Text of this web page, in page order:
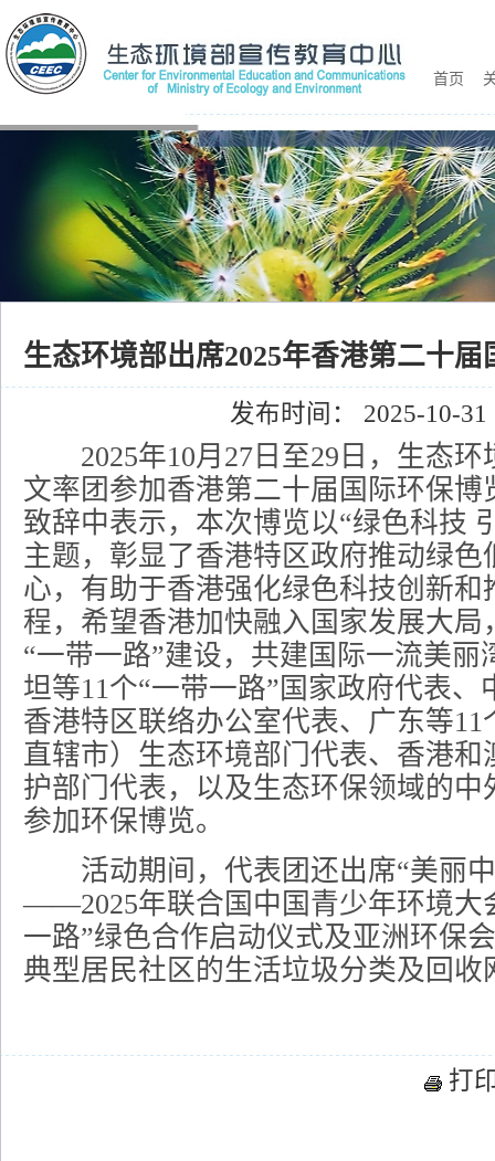
首页
生态环境部出席2025年香港第二十届
发布时间： 2025-10-31
2025年10月27日至29日，生态环
文率团参加香港第二十届国际环保博
致辞中表示，本次博览以“绿色科技
主题，彰显了香港特区政府推动绿色
心，有助于香港强化绿色科技创新和
程，希望香港加快融入国家发展大局
“一带一路”建设，共建国际一流美丽
坦等11个“一带一路”国家政府代表、
香港特区联络办公室代表、广东等11
直辖市）生态环境部门代表、香港和
护部门代表，以及生态环保领域的中
参加环保博览。
活动期间，代表团还出席“美丽中
——2025年联合国中国青少年环境大
一路”绿色合作启动仪式及亚洲环保
典型居民社区的生活垃圾分类及回收
打